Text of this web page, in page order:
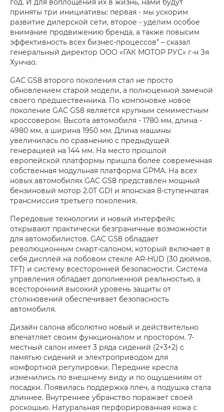
приняты три инициативы: первая - мы ускорим
развитие дилерской сети, второе - уделим особое
внимание продвижению бренда, а также повысим
эффективность всех бизнес-процессов” – сказал
генеральный директор ООО «ГАК МОТОР РУС» г-н Зя
Хунчао.
GAC GS8 второго поколения стал не просто
обновлением старой модели, а полноценной заменой
своего предшественника. По компоновке новое
поколение GAC GS8 является крупным семиместным
кроссовером. Высота автомобиля - 1780 мм, длина -
4980 мм, а ширина 1950 мм. Длина машины
увеличилась по сравнению с предыдущей
генерацией на 144 мм. На место прошлой
европейской платформы пришла более современная
собственная модульная платформа GPMA. На всех
новых автомобилях GAC GS8 представлен мощный
бензиновый мотор 2.0T GDI и японская 8-ступенчатая
трансмиссия третьего поколения.
Передовые технологии и новый интерфейс
открывают практически безграничные возможности
для автомобилистов. GAC GS8 обладает
революционным смарт-салоном, который включает в
себя дисплей на лобовом стекле AR-HUD (30 дюймов,
TFT) и систему всесторонней безопасности. Система
управления обладает дополненной реальностью, а
всесторонний высокий уровень защиты от
столкновений обеспечивает безопасность
автомобиля.
Дизайн салона абсолютно новый и действительно
впечатляет своим функционалом и простором. 7-
местный салон имеет 3 ряда сидений (2+3+2) с
памятью сидений и электроприводом для
комфортной регулировки. Передние кресла
изменились по внешнему виду и по ощущениям от
посадки. Появилась поддержка плеч, а подушка стала
длиннее. Внутреннее убранство поражает своей
роскошью. Натуральная перфорированная кожа с